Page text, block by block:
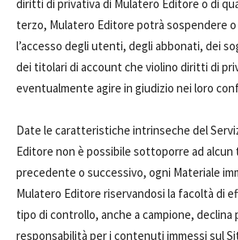
diritti di privativa di Mulatero Editore o di
terzo, Mulatero Editore potrà sospendere
l’accesso degli utenti, degli abbonati, dei
dei titolari di account che violino diritti di
eventualmente agire in giudizio nei loro
Date le caratteristiche intrinseche del
Editore non è possibile sottoporre ad
precedente o successivo, ogni Materiale
Mulatero Editore riservandosi la facoltà di
tipo di controllo, anche a campione, declina
responsabilità per i contenuti immessi sul